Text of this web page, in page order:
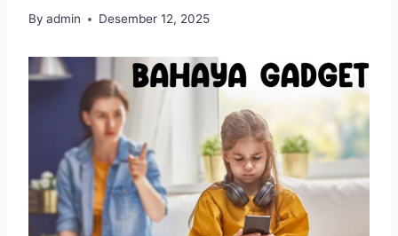
By admin Desember 12, 2025